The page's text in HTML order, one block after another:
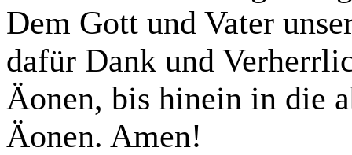
Dem Gott und Vater
dafür Dank und
Äonen, bis hinein in die
Äonen. Amen!